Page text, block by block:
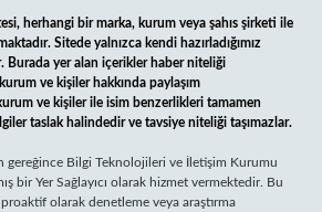
herhangi bir marka, kurum veya şahıs şirketi ile
Sitede yalnızca kendi hazırladığımız
Burada yer alan içerikler haber niteliği
ve kişiler hakkında paylaşım
ve kişiler ile isim benzerlikleri tamamen
taslak halindedir ve tavsiye niteliği taşımazlar.
gereğince Bilgi Teknolojileri ve İletişim Kurumu
bir Yer Sağlayıcı olarak hizmet vermektedir. Bu
olarak denetleme veya araştırma